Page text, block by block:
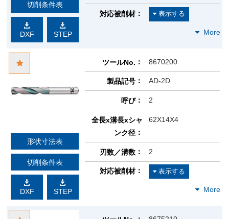
切削条件表
DXF STEP
対応被削材
形状寸法表
切削条件表
DXF STEP
ツールNo. 8670200
製品記号 AD-2D
呼び 2
全長x溝長xシャ
ンク径
62X14X4
刃数／溝数 2
対応被削材